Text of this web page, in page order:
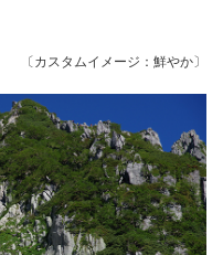
〔カスタムイメージ：鮮やか〕